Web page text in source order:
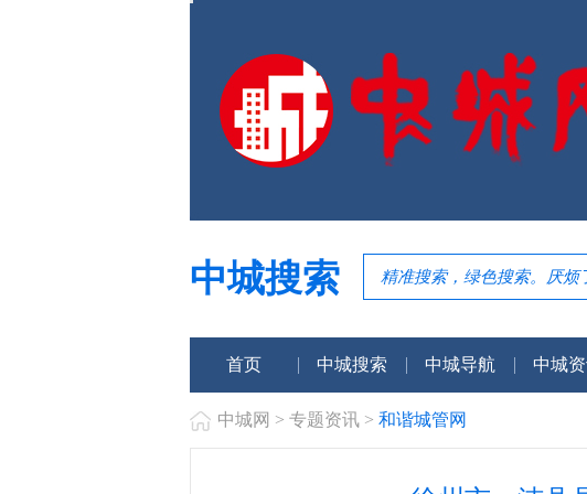
中城搜索
首页 中城搜索 中城导航 中城
中城网 > 专题资讯 > 和谐城管网